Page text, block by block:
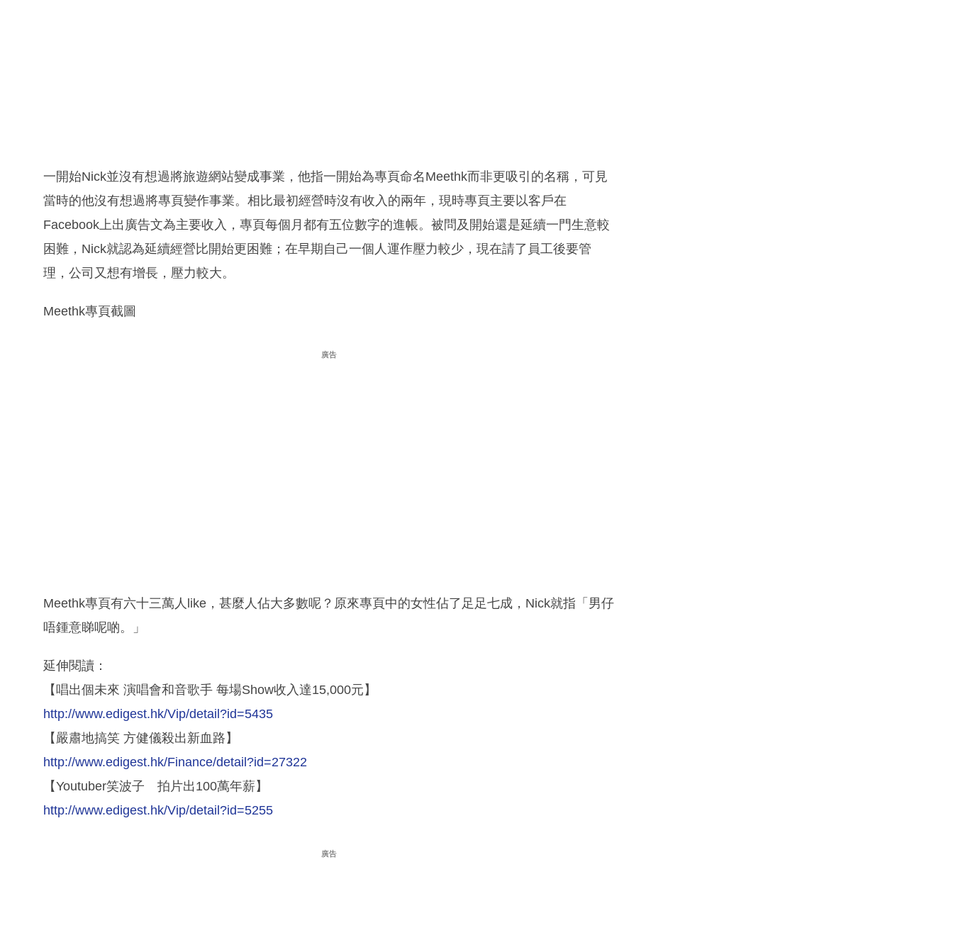
一開始Nick並沒有想過將旅遊網站變成事業，他指一開始為專頁命名Meethk而非更吸引的名稱，可見
當時的他沒有想過將專頁變作事業。相比最初經營時沒有收入的兩年，現時專頁主要以客戶在
Facebook上出廣告文為主要收入，專頁每個月都有五位數字的進帳。被問及開始還是延續一門生意較
困難，Nick就認為延續經營比開始更困難；在早期自己一個人運作壓力較少，現在請了員工後要管
理，公司又想有增長，壓力較大。
Meethk專頁截圖
廣告
Meethk專頁有六十三萬人like，甚麼人佔大多數呢？原來專頁中的女性佔了足足七成，Nick就指「男仔
唔鍾意睇呢啲。」
延伸閱讀：
【唱出個未來 演唱會和音歌手 每場Show收入達15,000元】
http://www.edigest.hk/Vip/detail?id=5435
【嚴肅地搞笑 方健儀殺出新血路】
http://www.edigest.hk/Finance/detail?id=27322
【Youtuber笑波子 拍片出100萬年薪】
http://www.edigest.hk/Vip/detail?id=5255
廣告